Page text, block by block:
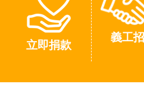
立即捐款
義工